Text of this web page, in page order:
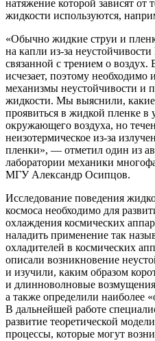
натяжение которой зависят
жидкости используются,
«Обычно жидкие струи и
на капли из-за
связанной с трением о воздух.
исчезает, поэтому необходимо
механизмы неустойчивости и
жидкости. Мы выяснили,
проявиться в жидкой пленке в
окружающего воздуха, но
неизотермическое из-за
пленки», — отметил один из
лаборатории механики
МГУ Александр Осипцов.
Исследование поведения
космоса необходимо для
охлаждения космических
наладить применение так
охладителей в космических
описали возникновение
и изучили, каким образом
и длинноволновые
а также определили наиболее
В дальнейшей работе
развитие теоретической
процессы, которые могут